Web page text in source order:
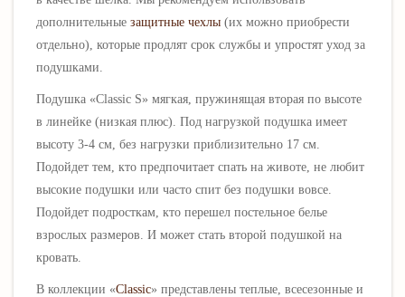
дополнительные защитные чехлы (их можно приобрести
отдельно), которые продлят срок службы и упростят уход за
подушками.
Подушка «Classic S» мягкая, пружинящая вторая по высоте
в линейке (низкая плюс). Под нагрузкой подушка имеет
высоту 3-4 см, без нагрузки приблизительно 17 см.
Подойдет тем, кто предпочитает спать на животе, не любит
высокие подушки или часто спит без подушки вовсе.
Подойдет подросткам, кто перешел постельное белье
взрослых размеров. И может стать второй подушкой на
кровать.
В коллекции «Classic» представлены теплые, всесезонные и